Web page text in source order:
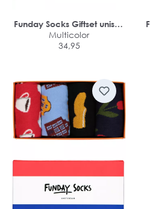
Funday Socks Giftset unisex
sokken (4-pack)
Multicolor
34,95